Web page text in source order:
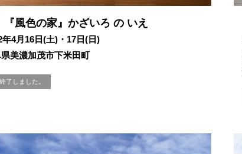
『風色の家』かざいろ の いえ
年4月16日(土)・17日(日)
美濃加茂市下米田町
了しました。